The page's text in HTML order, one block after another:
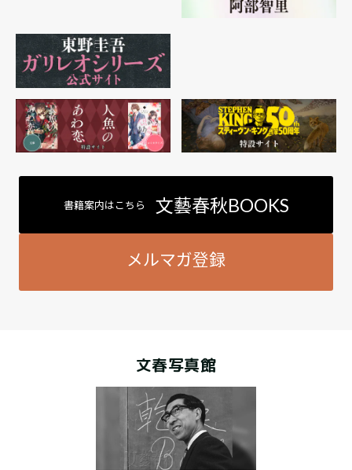
書籍案内はこちら 文藝春秋BOOKS
メルマガ登録
文春写真館